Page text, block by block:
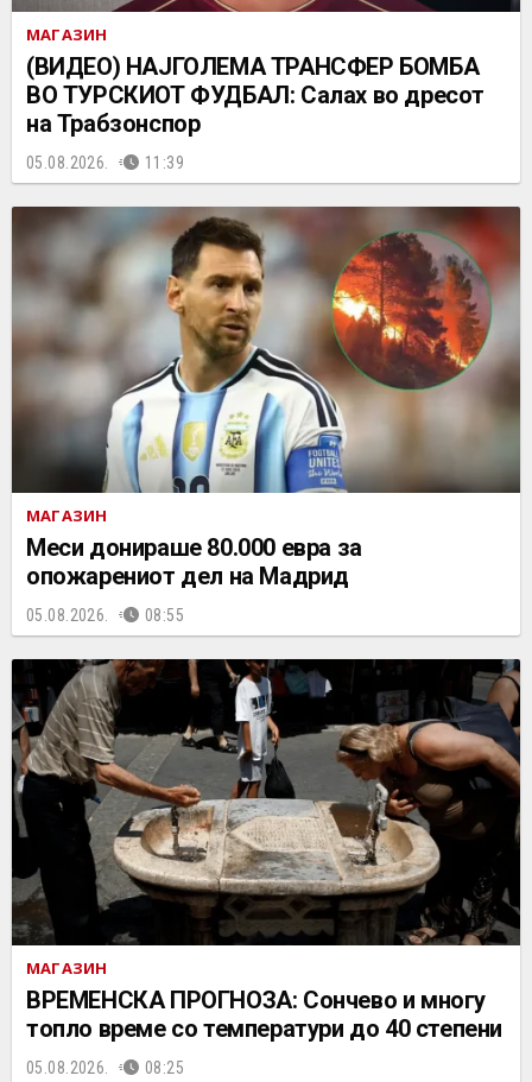
МАГАЗИН
(ВИДЕО) НАЈГОЛЕМА ТРАНСФЕР БОМБА
ВО ТУРСКИОТ ФУДБАЛ: Салах во дресот
на Трабзонспор
05.08.2026. 11:39
МАГАЗИН
Меси донираше 80.000 евра за
опожарениот дел на Мадрид
05.08.2026. 08:55
МАГАЗИН
ВРЕМЕНСКА ПРОГНОЗА: Сончево и многу
топло време со температури до 40 степени
05.08.2026. 08:25